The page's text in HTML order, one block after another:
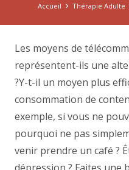
Accueil Thérapie Adulte
Les moyens de
représentent-ils une
?Y-t-il un moyen plus
consommation de
exemple, si vous ne
pourquoi ne pas
venir prendre un café ?